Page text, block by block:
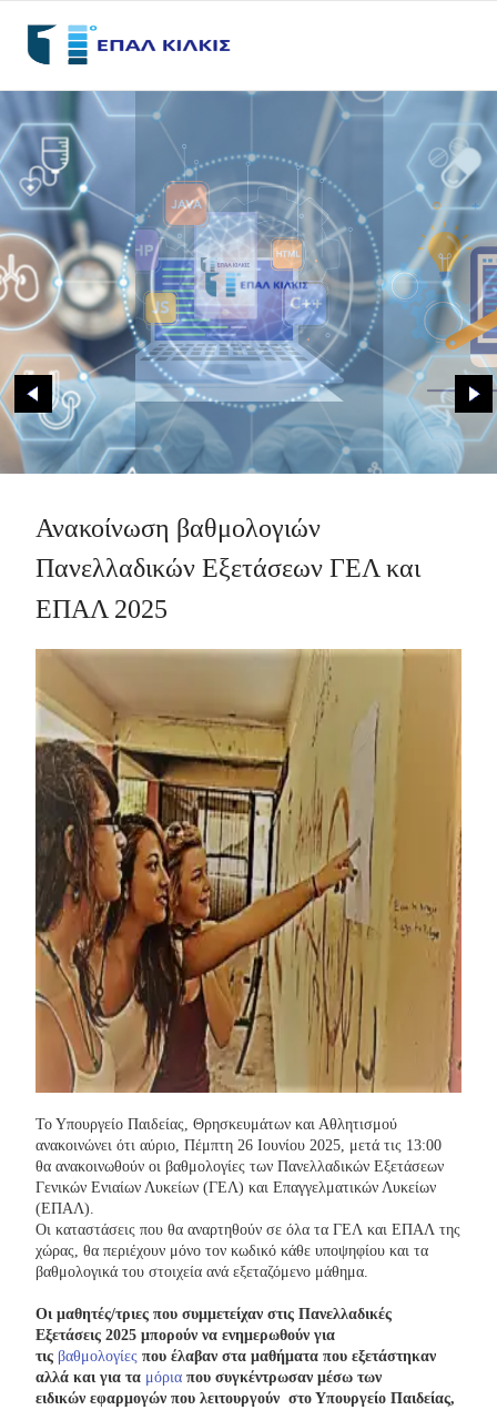
Ανακοίνωση βαθμολογιών
Πανελλαδικών Εξετάσεων ΓΕΛ και
ΕΠΑΛ 2025
Το Υπουργείο Παιδείας, Θρησκευμάτων και Αθλητισμού
ανακοινώνει ότι αύριο, Πέμπτη 26 Ιουνίου 2025, μετά τις 13:00
θα ανακοινωθούν οι βαθμολογίες των Πανελλαδικών Εξετάσεων
Γενικών Ενιαίων Λυκείων (ΓΕΛ) και Επαγγελματικών Λυκείων
(ΕΠΑΛ).
Οι καταστάσεις που θα αναρτηθούν σε όλα τα ΓΕΛ και ΕΠΑΛ της
χώρας, θα περιέχουν μόνο τον κωδικό κάθε υποψηφίου και τα
βαθμολογικά του στοιχεία ανά εξεταζόμενο μάθημα.
Οι μαθητές/τριες που συμμετείχαν στις Πανελλαδικές
Εξετάσεις 2025 μπορούν να ενημερωθούν για
τις βαθμολογίες που έλαβαν στα μαθήματα που εξετάστηκαν
αλλά και για τα μόρια που συγκέντρωσαν μέσω των
ειδικών εφαρμογών που λειτουργούν στο Υπουργείο Παιδείας,